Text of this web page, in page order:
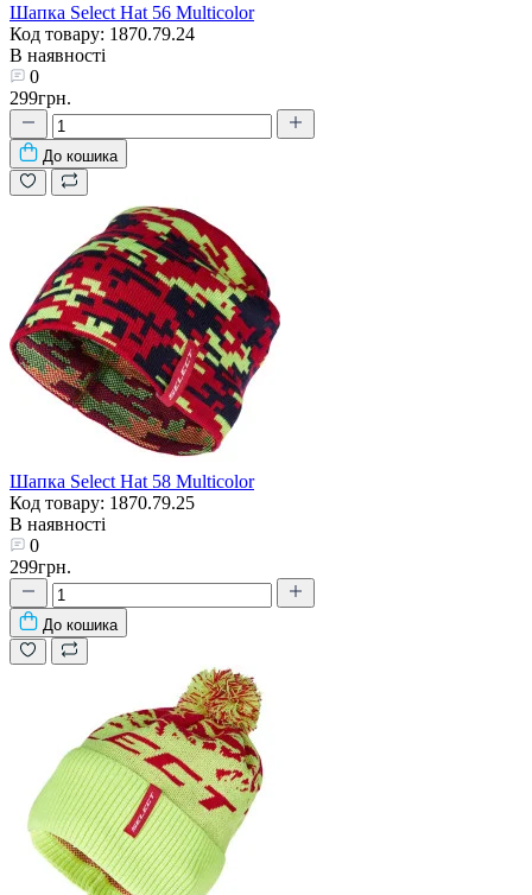
Шапка Select Hat 56 Multicolor
Код товару: 1870.79.24
В наявності
0
299грн.
До кошика
Шапка Select Hat 58 Multicolor
Код товару: 1870.79.25
В наявності
0
299грн.
До кошика